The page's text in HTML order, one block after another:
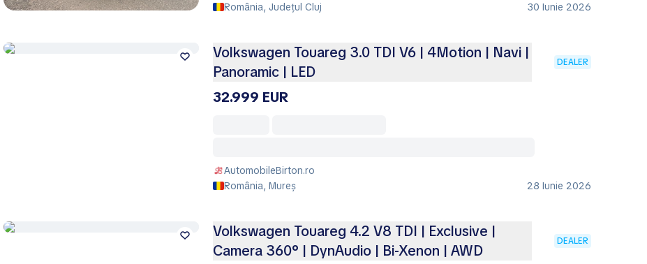
România, Județul Cluj
30 Iunie 2026
Volkswagen Touareg 3.0 TDI V6 | 4Motion | Navi |
Panoramic | LED
DEALER
32.999 EUR
AutomobileBirton.ro
România, Mureș
28 Iunie 2026
Volkswagen Touareg 4.2 V8 TDI | Exclusive |
Camera 360° | DynAudio | Bi-Xenon | AWD
DEALER